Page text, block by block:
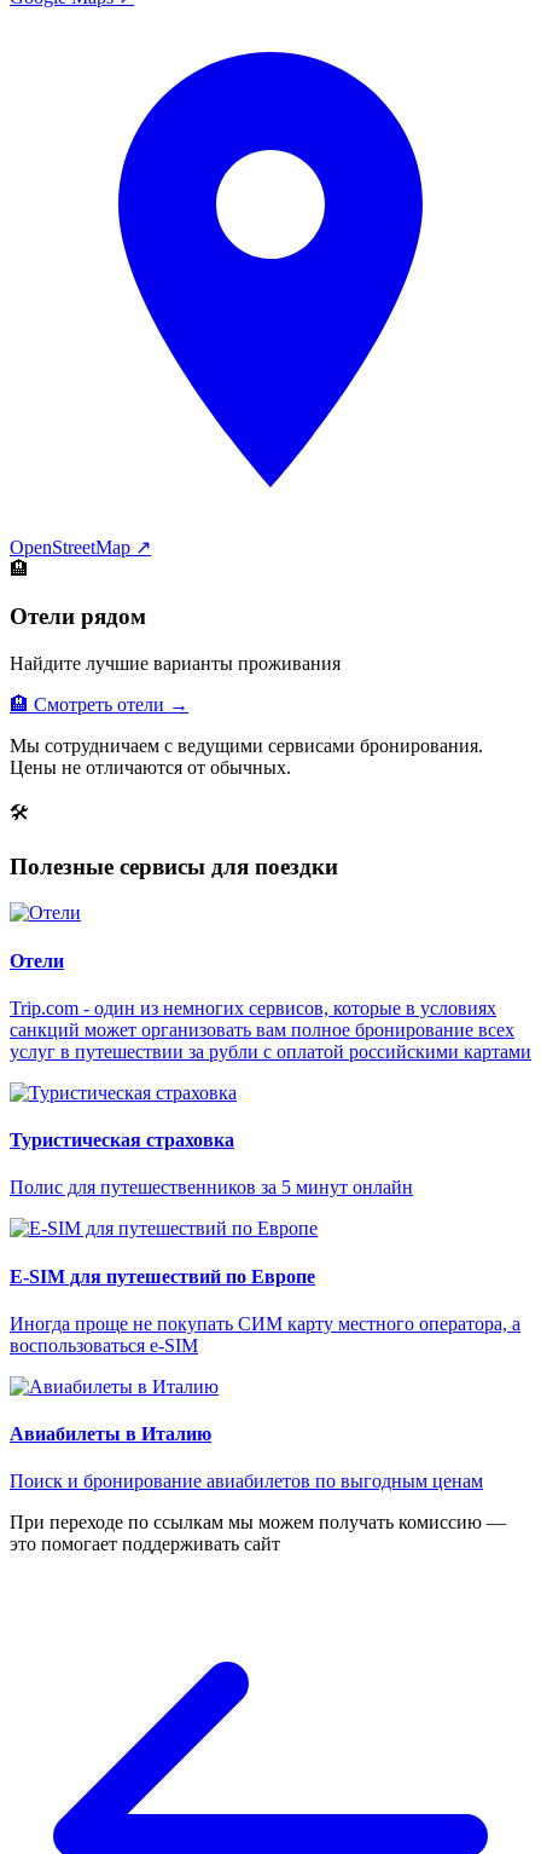
OpenStreetMap ↗
🏨
Отели рядом
Найдите лучшие варианты проживания
🏨 Смотреть отели →
Мы сотрудничаем с ведущими сервисами бронирования.
Цены не отличаются от обычных.
🛠
Полезные сервисы для поездки
Отели
Trip.com - один из немногих сервисов, которые в условиях
санкций может организовать вам полное бронирование всех
услуг в путешествии за рубли с оплатой российскими картами
Туристическая страховка
Полис для путешественников за 5 минут онлайн
E-SIM для путешествий по Европе
Иногда проще не покупать СИМ карту местного оператора, а
воспользоваться e-SIM
Авиабилеты в Италию
Поиск и бронирование авиабилетов по выгодным ценам
При переходе по ссылкам мы можем получать комиссию —
это помогает поддерживать сайт